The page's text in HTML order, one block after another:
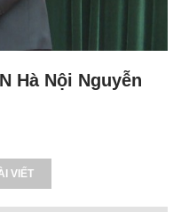
Hà Nội Nguyễn
VIẾT